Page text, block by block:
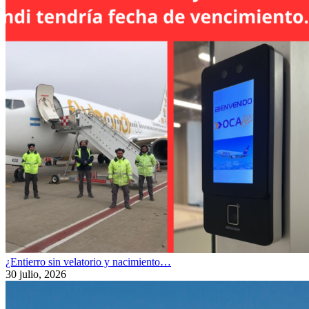
¿Entierro sin velatorio y nacimiento…
30 julio, 2026